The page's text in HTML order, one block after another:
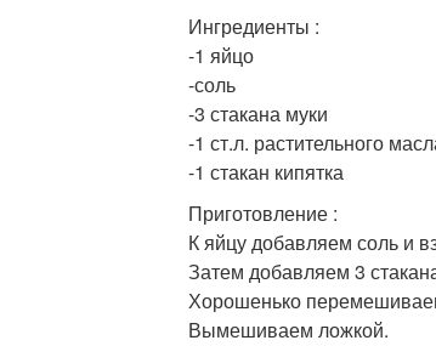
Ингредиенты :
-1 яйцо
-соль
-3 стакана муки
-1 ст.л. растительного
-1 стакан кипятка
Приготовление :
К яйцу добавляем соль и
Затем добавляем 3
Хорошенько
Вымешиваем ложкой.